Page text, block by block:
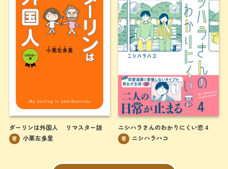
ダーリンは外国人 リマスター版
著 小栗左多里
ニシハラさんのわかりにくい恋 4
著 ニシハラハコ